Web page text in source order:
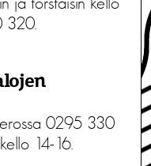
320.
0295 330
14-16.